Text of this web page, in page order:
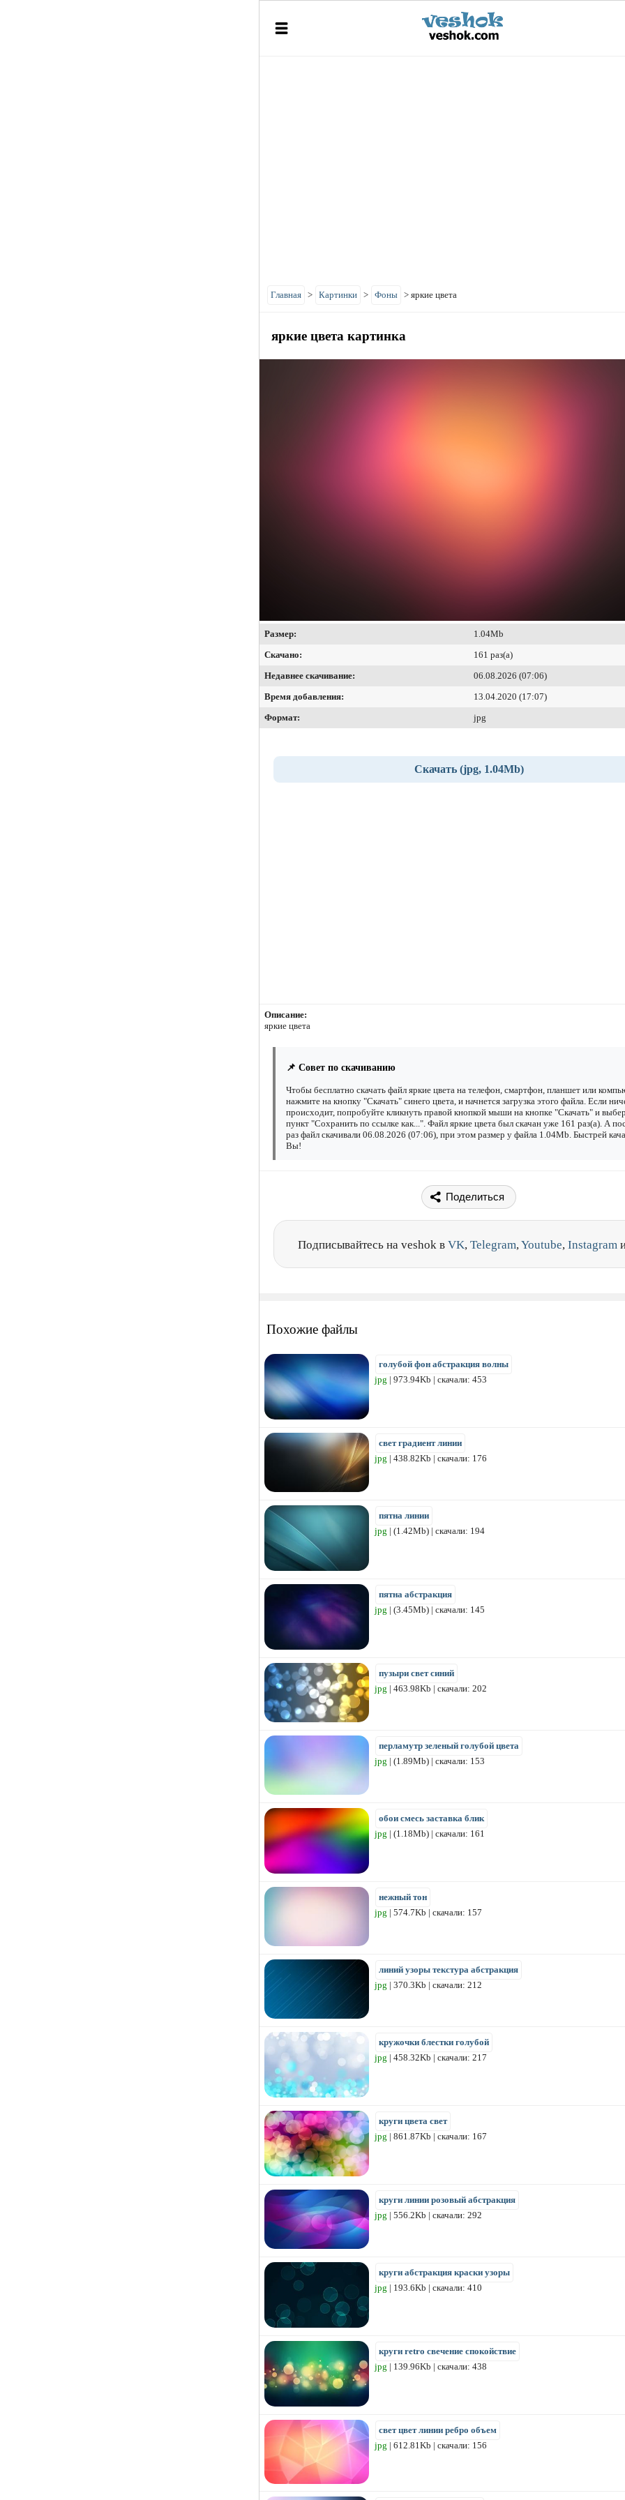
Главная > Картинки > Фоны > яркие цвета
яркие цвета картинка
Размер:
1.04Mb
Скачано:
161 раз(а)
Недавнее скачивание:
06.08.2026 (07:06)
Время добавления:
13.04.2020 (17:07)
Формат:
jpg
Скачать (jpg, 1.04Mb)
Описание:
яркие цвета
📌 Совет по скачиванию
Чтобы бесплатно скачать файл яркие цвета на телефон, смартфон, планшет или
нажмите на кнопку "Скачать" синего цвета, и начнется загрузка этого файла. Если
происходит, попробуйте кликнуть правой кнопкой мыши на кнопке "Скачать" и
пункт "Сохранить по ссылке как...". Файл яркие цвета был скачан уже 161 раз(а). А
раз файл скачивали 06.08.2026 (07:06), при этом размер у файла 1.04Mb. Быстрей
Вы!
Поделиться
Подписывайтесь на veshok в VK, Telegram,Youtube, Instagram
Похожие файлы
голубой фон абстракция волны
jpg | 973.94Kb | скачали: 453
свет градиент линии
jpg | 438.82Kb | скачали: 176
пятна линии
jpg | (1.42Mb) | скачали: 194
пятна абстракция
jpg | (3.45Mb) | скачали: 145
пузыри свет синий
jpg | 463.98Kb | скачали: 202
перламутр зеленый голубой цвета
jpg | (1.89Mb) | скачали: 153
обои смесь заставка блик
jpg | (1.18Mb) | скачали: 161
нежный тон
jpg | 574.7Kb | скачали: 157
линий узоры текстура абстракция
jpg | 370.3Kb | скачали: 212
кружочки блестки голубой
jpg | 458.32Kb | скачали: 217
круги цвета свет
jpg | 861.87Kb | скачали: 167
круги линии розовый абстракция
jpg | 556.2Kb | скачали: 292
круги абстракция краски узоры
jpg | 193.6Kb | скачали: 410
круги retro свечение спокойствие
jpg | 139.96Kb | скачали: 438
свет цвет линии ребро объем
jpg | 612.81Kb | скачали: 156